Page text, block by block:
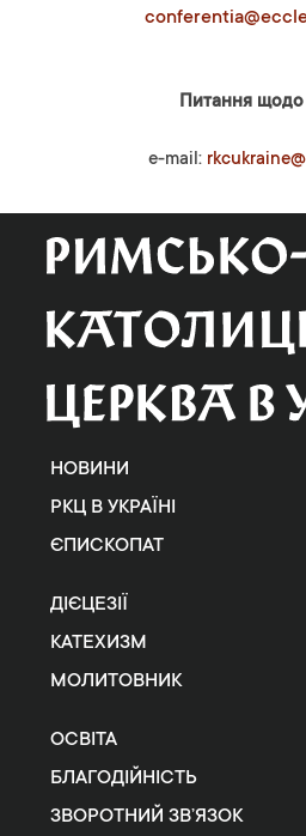
Питання щодо
e-mail:
НОВИНИ
РКЦ В УКРАЇНІ
ЄПИСКОПАТ
ДІЄЦЕЗІЇ
КАТЕХИЗМ
МОЛИТОВНИК
ОСВІТА
БЛАГОДІЙНІСТЬ
ЗВОРОТНИЙ ЗВ’ЯЗОК